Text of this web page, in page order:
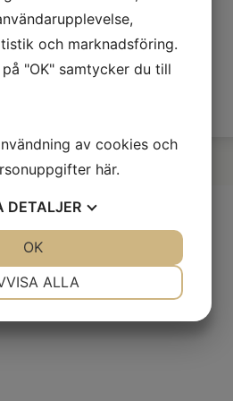
och marknadsföring.
"OK" samtycker du till
av cookies och
här.
DETALJER
ALLA
OK